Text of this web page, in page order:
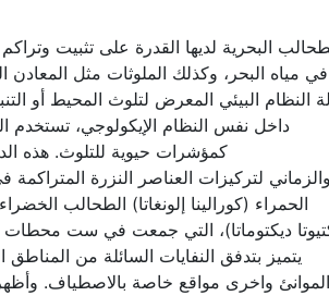
البحرية لديها القدرة على تثبيت
في مياه البحر، وكذلك الملوثات مثل
النظام البيئي المعرض لتلوث المحيط أو
داخل نفس النظام الإيكولوجي، تستخدم
كمؤشرات حيوية للتلوث. هذه
والزماني لتركيزات العناصر النزرة
الحمراء (كورالينا إلونغاتا) الطحالب
ديكتوماتا)، التي جمعت في ست
يتميز بتدفق النفايات السائلة من
الموانئ واخرى مواقع خاصة بالاصطياف.